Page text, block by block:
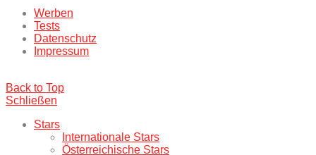
Werben
Tests
Datenschutz
Impressum
Back to Top
Schließen
Stars
Internationale Stars
Österreichische Stars